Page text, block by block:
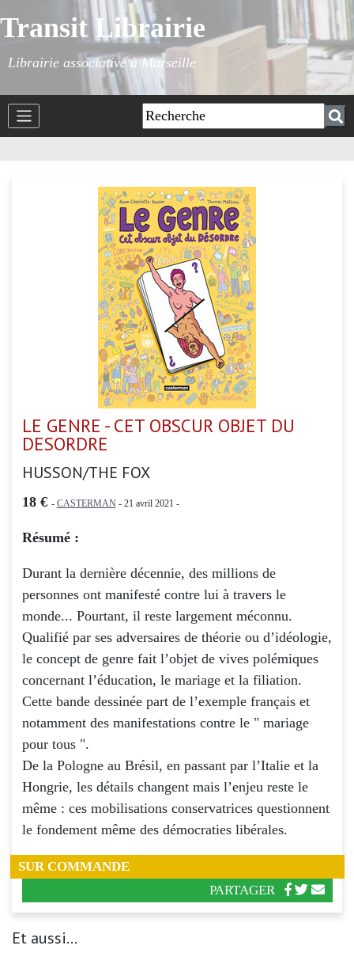
Transit Librairie
Librairie associative à Marseille
LE GENRE - CET OBSCUR OBJET DU
DESORDRE
HUSSON/THE FOX
18 € - CASTERMAN- 21 avril 2021 -
Résumé :
Durant la dernière décennie, des millions de
personnes ont manifesté contre lui à travers le
monde... Pourtant, il reste largement méconnu.
Qualifié par ses adversaires de théorie ou d’idéologie,
le concept de genre fait l’objet de vives polémiques
concernant l’éducation, le mariage et la filiation.
Cette bande dessinée part de l’exemple français et
notamment des manifestations contre le " mariage
pour tous ".
De la Pologne au Brésil, en passant par l’Italie et la
Hongrie, les détails changent mais l’enjeu reste le
même : ces mobilisations conservatrices questionnent
le fondement même des démocraties libérales.
SUR COMMANDE
PARTAGER
Et aussi...